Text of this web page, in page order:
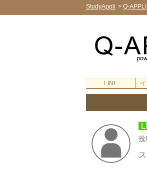
StudyAppli > Q-APPLI
LINE
投